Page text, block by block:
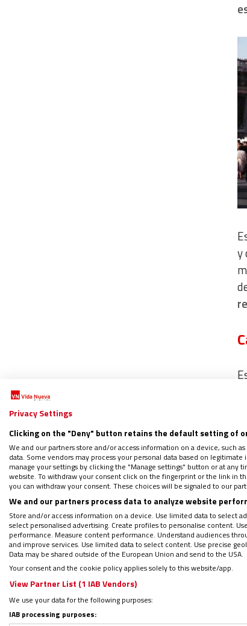
y
Privacy Settings
Clicking on the "Deny" button retains the default setting of
We and our partners store and/or access information on a device, such
data. Some vendors may process your personal data based on
manage your settings by clicking the "Manage settings" button or at
website. To withdraw your consent click on the fingerprint or the link in
you can withdraw your consent. These choices will be signaled to our
We and our partners process data to analyze website
Store and/or access information on a device. Use limited data to select
select personalised advertising. Create profiles to personalise content.
performance. Measure content performance. Understand audiences
and improve services. Use limited data to select content. Use precise
Data may be shared outside of the European Union and send to the USA.
Your consent and the cookie policy applies solely to this website/app.
View Partner List (1 IAB Vendors)
We use your data for the following purposes:
IAB processing purposes: